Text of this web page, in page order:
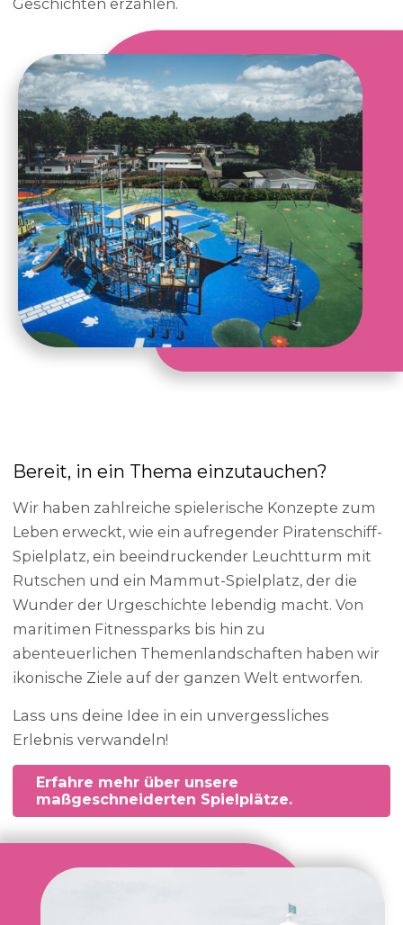
Geschichten erzählen.
Bereit, in ein Thema einzutauchen?
Wir haben zahlreiche spielerische Konzepte zum
Leben erweckt, wie ein aufregender Piratenschiff-
Spielplatz, ein beeindruckender Leuchtturm mit
Rutschen und ein Mammut-Spielplatz, der die
Wunder der Urgeschichte lebendig macht. Von
maritimen Fitnessparks bis hin zu
abenteuerlichen Themenlandschaften haben wir
ikonische Ziele auf der ganzen Welt entworfen.
Lass uns deine Idee in ein unvergessliches
Erlebnis verwandeln!
Erfahre mehr über unsere
maßgeschneiderten Spielplätze.